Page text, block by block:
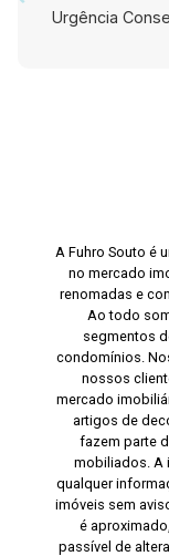
Urgência
A Fuhro Souto é
no mercado
renomadas e
Ao todo
segmentos
condomínios.
nossos
mercado
artigos de
fazem parte
mobiliados. A
qualquer
imóveis sem
é
passível de